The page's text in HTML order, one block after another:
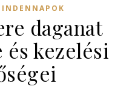
daganat
kezelési